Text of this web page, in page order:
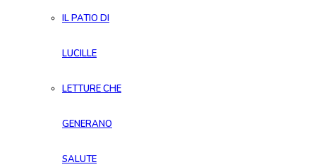
IL PATIO DI
LUCILLE
LETTURE CHE
GENERANO
SALUTE